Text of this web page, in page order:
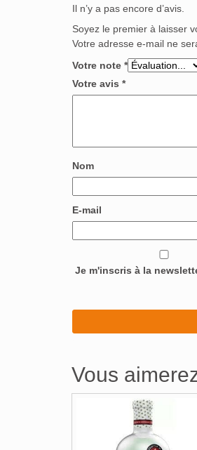
Il n’y a pas encore d’avis.
Soyez le premier à laisser
Votre adresse e-mail ne
Votre note *
Votre avis *
Nom
E-mail
Je m'inscris à la
Vous